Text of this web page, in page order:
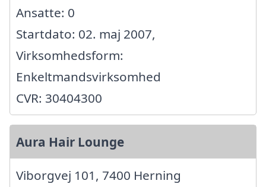
Ansatte: 0
Startdato: 02. maj 2007,
Virksomhedsform:
Enkeltmandsvirksomhed
CVR: 30404300
Aura Hair Lounge
Viborgvej 101, 7400 Herning